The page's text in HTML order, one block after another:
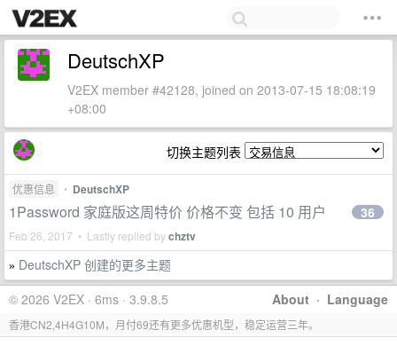
DeutschXP
V2EX member #42128, joined on 2013-07-15 18:08:19
+08:00
切换主题列表
优惠信息 • DeutschXP
1Password 家庭版这周特价 价格不变 包括 10 用户
Feb 26, 2017 • Lastly replied bychztv
36
» DeutschXP 创建的更多主题
About · Language
© 2026 V2EX · 6ms · 3.9.8.5
香港CN2,4H4G10M，月付69还有更多优惠机型，稳定运营三年。